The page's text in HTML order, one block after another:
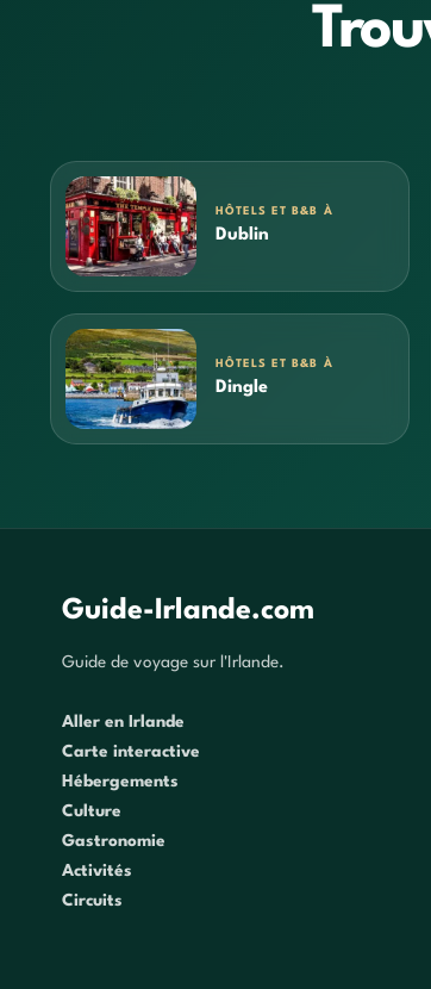
HÔTELS ET B&B À
Dublin
HÔTELS ET B&B À
Dingle
Guide-Irlande.com
Guide de voyage sur l'Irlande.
Aller en Irlande
Carte interactive
Hébergements
Culture
Gastronomie
Activités
Circuits